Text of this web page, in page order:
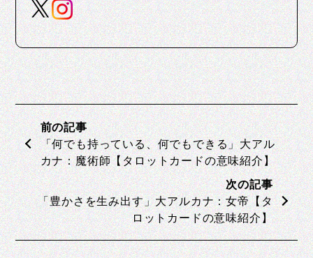
「何でも持っている、何でもできる」大アル
カナ：魔術師【タロットカードの意味紹介】
「豊かさを生み出す」大アルカナ：女帝【タ
ロットカードの意味紹介】